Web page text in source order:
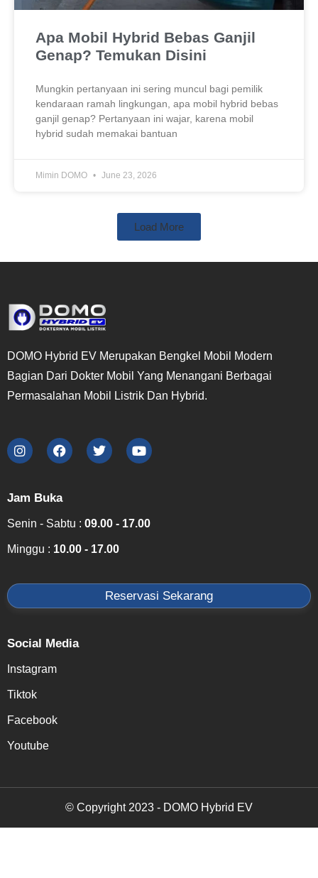
Apa Mobil Hybrid Bebas Ganjil
Genap? Temukan Disini
Mungkin pertanyaan ini sering muncul bagi pemilik
kendaraan ramah lingkungan, apa mobil hybrid bebas
ganjil genap? Pertanyaan ini wajar, karena mobil
hybrid sudah memakai bantuan
Mimin DOMO June 23, 2026
Load More
DOMO Hybrid EV Merupakan Bengkel Mobil Modern
Bagian Dari Dokter Mobil Yang Menangani Berbagai
Permasalahan Mobil Listrik Dan Hybrid.
Jam Buka
Senin - Sabtu : 09.00 - 17.00
Minggu : 10.00 - 17.00
Reservasi Sekarang
Social Media
Instagram
Tiktok
Facebook
Youtube
© Copyright 2023 - DOMO Hybrid EV